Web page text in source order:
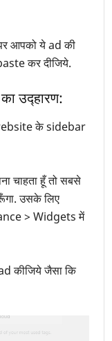
आपको ये ad की
कर दीजिये.
उद्हारण:
के sidebar
चाहता हूँ तो सबसे
उसके लिए
> Widgets में
कीजिये जैसा कि